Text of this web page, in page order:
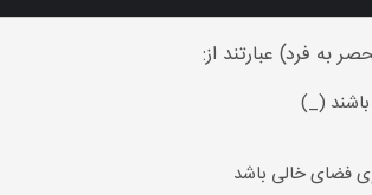
به فرد) عبارتند از:
(_)
فضای خالی باشد